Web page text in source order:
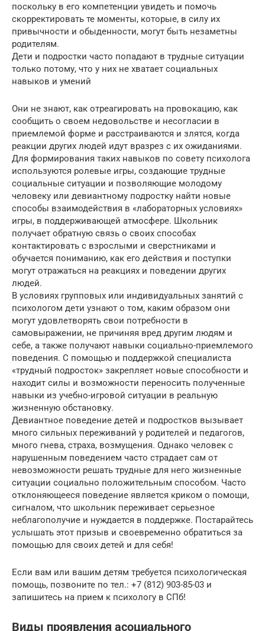
поскольку в его компетенции увидеть и помочь
скорректировать те моменты, которые, в силу их
привычности и обыденности, могут быть незаметны
родителям.
Дети и подростки часто попадают в трудные ситуации
только потому, что у них не хватает социальных
навыков и умений
Они не знают, как отреагировать на провокацию, как
сообщить о своем недовольстве и несогласии в
приемлемой форме и расстраиваются и злятся, когда
реакции других людей идут вразрез с их ожиданиями.
Для формирования таких навыков по совету психолога
используются ролевые игры, создающие трудные
социальные ситуации и позволяющие молодому
человеку или девиантному подростку найти новые
способы взаимодействия в «лабораторных условиях»
игры, в поддерживающей атмосфере. Школьник
получает обратную связь о своих способах
контактировать с взрослыми и сверстниками и
обучается пониманию, как его действия и поступки
могут отражаться на реакциях и поведении других
людей.
В условиях групповых или индивидуальных занятий с
психологом дети узнают о том, каким образом они
могут удовлетворять свои потребности в
самовыражении, не причиняя вред другим людям и
себе, а также получают навыки социально-приемлемого
поведения. С помощью и поддержкой специалиста
«трудный подросток» закрепляет новые способности и
находит силы и возможности переносить полученные
навыки из учебно-игровой ситуации в реальную
жизненную обстановку.
Девиантное поведение детей и подростков вызывает
много сильных переживаний у родителей и педагогов,
много гнева, страха, возмущения. Однако человек с
нарушенным поведением часто страдает сам от
невозможности решать трудные для него жизненные
ситуации социально положительным способом. Часто
отклоняющееся поведение является криком о помощи,
сигналом, что школьник переживает серьезное
неблагополучие и нуждается в поддержке. Постарайтесь
услышать этот призыв и своевременно обратиться за
помощью для своих детей и для себя!
Если вам или вашим детям требуется психологическая
помощь, позвоните по тел.: +7 (812) 903-85-03 и
запишитесь на прием к психологу в СПб!
Виды проявления асоциального